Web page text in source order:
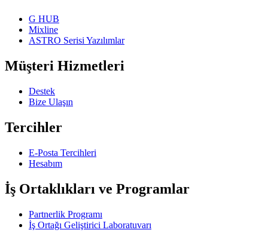
G HUB
Mixline
ASTRO Serisi Yazılımlar
Müşteri Hizmetleri
Destek
Bize Ulaşın
Tercihler
E-Posta Tercihleri
Hesabım
İş Ortaklıkları ve Programlar
Partnerlik Programı
İş Ortağı Geliştirici Laboratuvarı